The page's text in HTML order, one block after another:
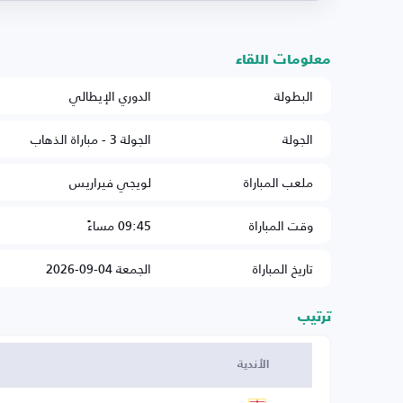
معلومات اللقاء
البطولة
الدوري الإيطالي
الجولة
الجولة 3 - مباراة الذهاب
ملعب المباراة
لويجي فيراريس
وقت المباراة
09:45 مساءً
تاريخ المباراة
الجمعة 04-09-2026
ترتيب
الأندية